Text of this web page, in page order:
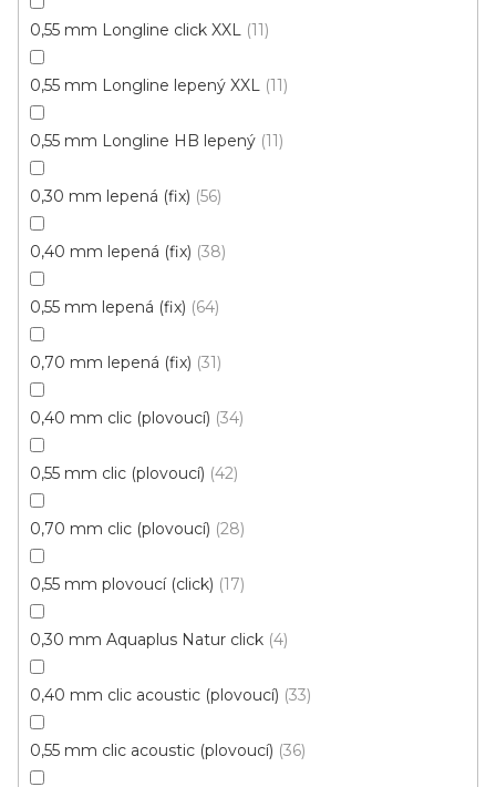
0,55 mm Longline click XXL 11
0,55 mm Longline lepený XXL 11
0,55 mm Longline HB lepený 11
0,30 mm lepená (fix) 56
0,40 mm lepená (fix) 38
0,55 mm lepená (fix) 64
0,70 mm lepená (fix) 31
0,40 mm clic (plovoucí) 34
0,55 mm clic (plovoucí) 42
0,70 mm clic (plovoucí) 28
0,55 mm plovoucí (click) 17
0,30 mm Aquaplus Natur click 4
0,40 mm clic acoustic (plovoucí) 33
0,55 mm clic acoustic (plovoucí) 36
Vinylová podlaha ECO 30 Traditional oak greige
Skladem externě, ihned k odběru
459 Kč
cena: